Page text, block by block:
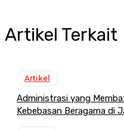
Artikel Terkait
Artikel
Administrasi yang
Kebebasan Beragama di